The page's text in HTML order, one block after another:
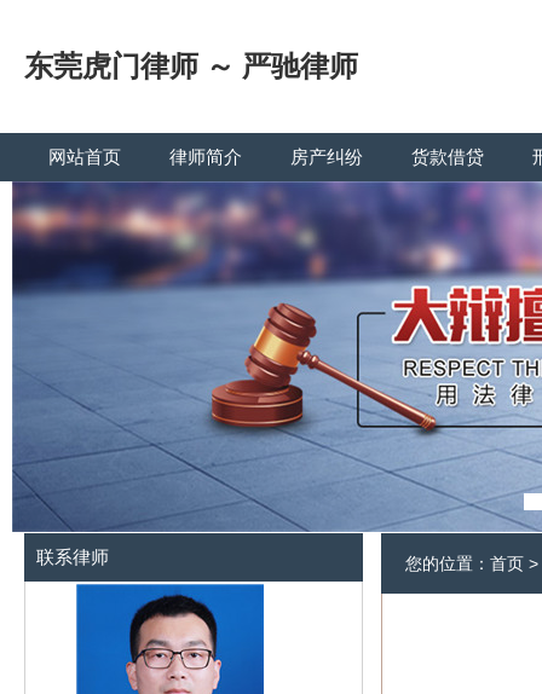
东莞虎门律师 ～ 严驰律师
网站首页 律师简介 房产纠纷 货款借贷
联系律师 您的位置： 首页 >